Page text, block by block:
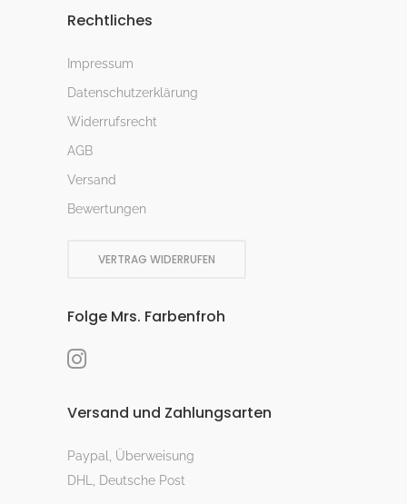
Rechtliches
Impressum
Datenschutzerklärung
Widerrufsrecht
AGB
Versand
Bewertungen
VERTRAG WIDERRUFEN
Folge Mrs. Farbenfroh
Versand und Zahlungsarten
Paypal, Überweisung
DHL, Deutsche Post